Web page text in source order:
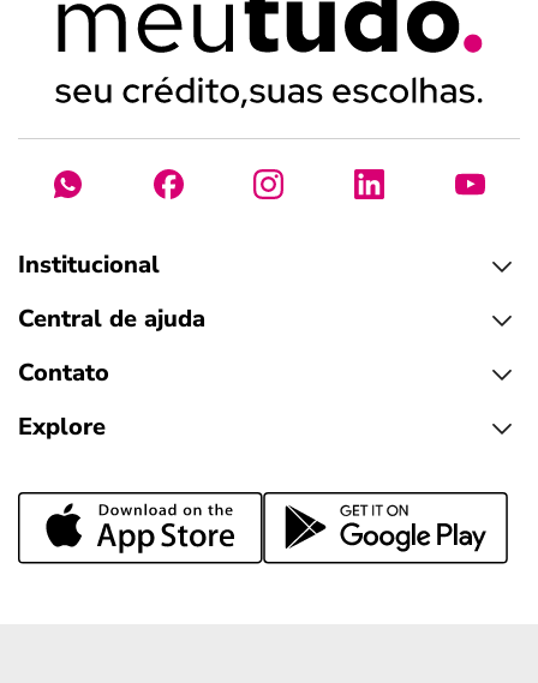
Institucional
Central de ajuda
Contato
Explore